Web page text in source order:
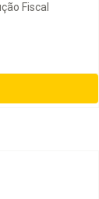
Fiscal